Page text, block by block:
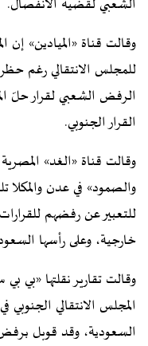
وقالت قناة «الميادين»
للمجلس الانتقالي رغم
الرفض الشعبي لقرار حلّ
القرار الجنوبي.
وقالت قناة «الغد»
والصمود» في عدن والمكلا
للتعبير عن رفضهم
خارجية، وعلى رأسها
وقالت تقارير نقلتها «بي
المجلس الانتقالي
السعودية، وقد قوبل